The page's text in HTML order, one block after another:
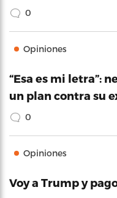
0
Opiniones
“Esa es mi letra”:
un plan contra su
0
Opiniones
Voy a Trump y